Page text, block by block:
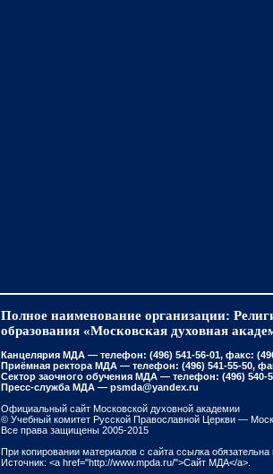
Полное наименование организации:
образования «Московская духовная
Канцелярия МДА — телефон: (496) 541-56-01, факс:
Приёмная ректора МДА — телефон: (496) 541-55-50,
Сектор заочного обучения МДА — телефон: (496) 540-
Пресс-служба МДА — psmda@yandex.ru
Официальный сайт Московской духовной академии
© Учебный комитет Русской Православной Церкви —
Все права защищены 2005-2015
При копировании материалов с сайта ссылка
Источник: <a href="http://www.mpda.ru/">Сайт МДА</a>.